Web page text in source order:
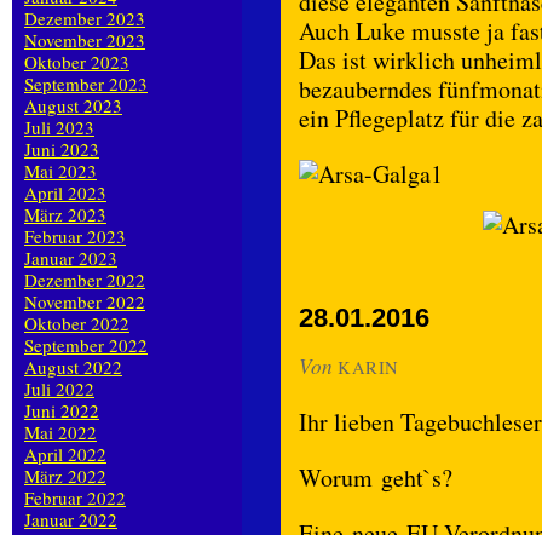
Auch Luke musste ja
Das ist wirklich
bezauberndes
ein Pflegeplatz für die
28.01.2016
Von KARIN
Ihr lieben
Worum geht`s?
Dezember 2023
November 2023
Oktober 2023
September 2023
August 2023
Juli 2023
Juni 2023
Mai 2023
April 2023
März 2023
Februar 2023
Januar 2023
Dezember 2022
November 2022
Oktober 2022
September 2022
August 2022
Juli 2022
Juni 2022
Mai 2022
April 2022
März 2022
Februar 2022
Januar 2022